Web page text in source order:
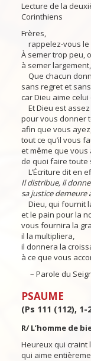
Lecture de la
Corinthiens
Frères,
rappelez-vous le
À semer trop peu,
à semer
Que chacun
sans regret et
car Dieu aime
Et Dieu est
pour vous donner
afin que vous
tout ce qu’il vous
et même que
de quoi faire toute
L’Écriture dit en
Il distribue, il
sa justice demeure
Dieu, qui fournit
et le pain pour la
vous fournira la
il la multipliera,
il donnera la
à ce que vous
– Parole du
PSAUME
(Ps 111 (112), 1-
R/ L’homme de
Heureux qui craint
qui aime